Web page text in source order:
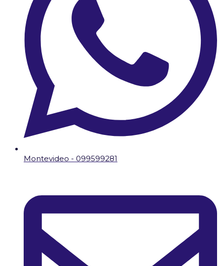
Montevideo - 099599281